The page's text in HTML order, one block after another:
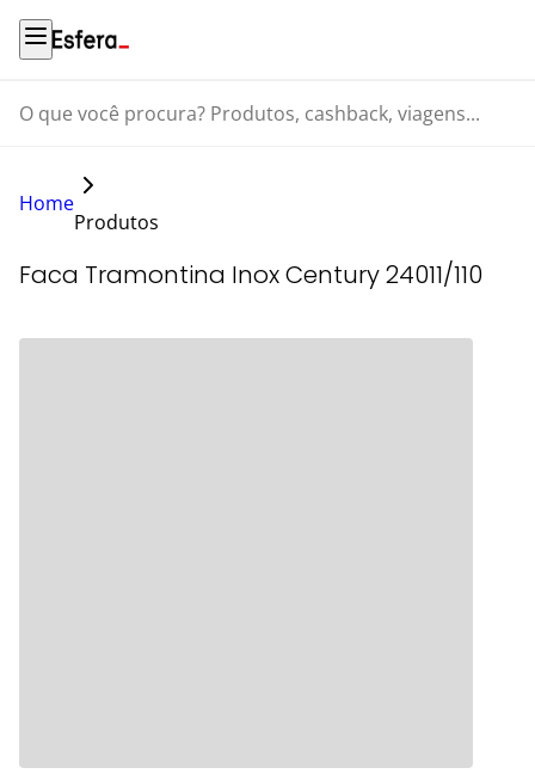
O que você procura? Produtos, cashback, viagens...
Home
Produtos
Faca Tramontina Inox Century 24011/110